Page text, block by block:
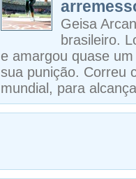
Geisa
brasileiro.
e amargou quase
sua punição. Correu
mundial, para